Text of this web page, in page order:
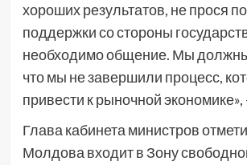
хороших результатов, не прося
поддержки со стороны
необходимо общение. Мы
что мы не завершили процесс,
привести к рыночной экономике»,
Глава кабинета министров
Молдова входит в Зону